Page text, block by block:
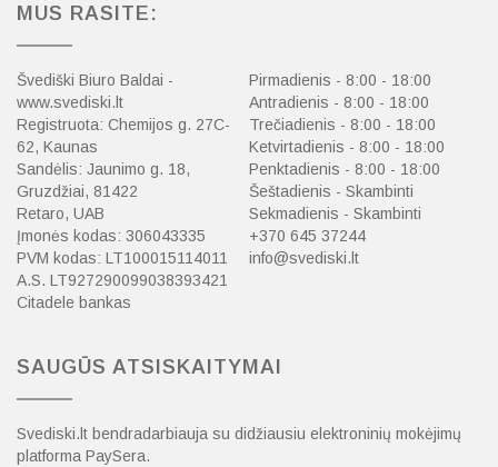
MUS RASITE:
Švediški Biuro Baldai -
www.svediski.lt
Registruota: Chemijos g. 27C-
62, Kaunas
Sandėlis: Jaunimo g. 18,
Gruzdžiai, 81422
Retaro, UAB
Įmonės kodas: 306043335
PVM kodas: LT100015114011
A.S. LT927290099038393421
Citadele bankas
Pirmadienis - 8:00 - 18:00
Antradienis - 8:00 - 18:00
Trečiadienis - 8:00 - 18:00
Ketvirtadienis - 8:00 - 18:00
Penktadienis - 8:00 - 18:00
Šeštadienis - Skambinti
Sekmadienis - Skambinti
+370 645 37244
info@svediski.lt
SAUGŪS ATSISKAITYMAI
Svediski.lt bendradarbiauja su didžiausiu elektroninių mokėjimų
platforma PaySera.